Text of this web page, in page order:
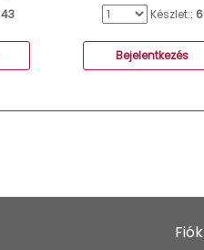
43
Készlet:: 6
Bejelentkezés
Fiók